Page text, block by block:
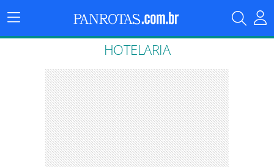
Menu
Principal
HOTELARIA